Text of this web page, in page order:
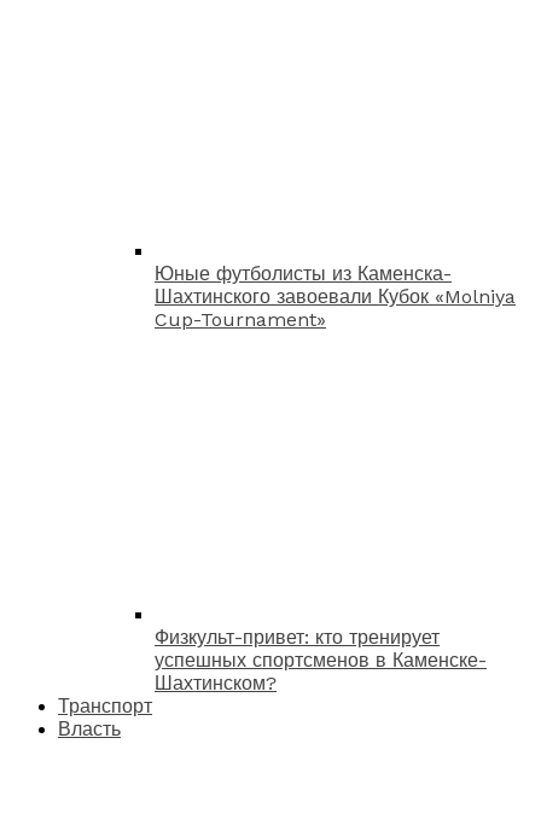
Юные футболисты из Каменска-
Шахтинского завоевали Кубок «Molniya
Cup-Tournament»
Физкульт-привет: кто тренирует
успешных спортсменов в Каменске-
Шахтинском?
Транспорт
Власть